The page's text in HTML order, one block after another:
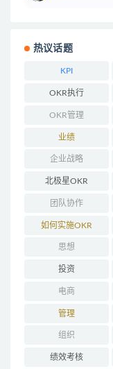
热议话题
KPI
OKR执行
OKR管理
业绩
企业战略
北极星OKR
团队协作
如何实施OKR
思想
投资
电商
管理
组织
绩效考核